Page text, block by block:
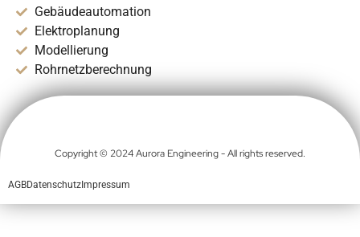
Gebäudeautomation
Elektroplanung
Modellierung
Rohrnetzberechnung
Copyright © 2024 Aurora Engineering - All rights reserved.
AGBDatenschutz Impressum